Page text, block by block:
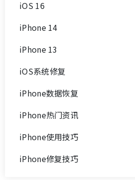
iOS 16
iPhone 14
iPhone 13
iOS系统修复
iPhone数据恢复
iPhone热门资讯
iPhone使用技巧
iPhone修复技巧